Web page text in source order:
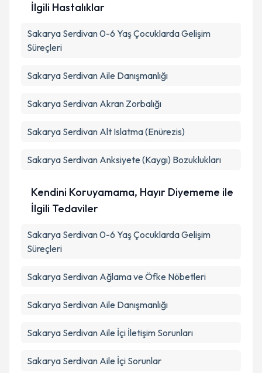
İlgili Hastalıklar
Sakarya Serdivan 0-6 Yaş Çocuklarda Gelişim
Süreçleri
Sakarya Serdivan Aile Danışmanlığı
Sakarya Serdivan Akran Zorbalığı
Sakarya Serdivan Alt Islatma (Enürezis)
Sakarya Serdivan Anksiyete (Kaygı) Bozuklukları
Kendini Koruyamama, Hayır Diyememe ile
İlgili Tedaviler
Sakarya Serdivan 0-6 Yaş Çocuklarda Gelişim
Süreçleri
Sakarya Serdivan Ağlama ve Öfke Nöbetleri
Sakarya Serdivan Aile Danışmanlığı
Sakarya Serdivan Aile İçi İletişim Sorunları
Sakarya Serdivan Aile İçi Sorunlar